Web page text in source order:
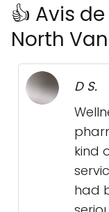
👍 Avis
North
D S.
kind
had